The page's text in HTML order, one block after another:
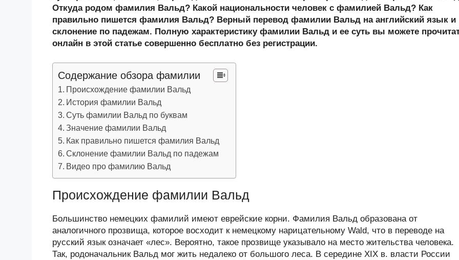
o
kl
a
ss
ni
ki
e
b
o
o
k
er g
er
J
o
ur
n
al
u
e
s
A
p
gr
a
m
а
в
и
Откуда родом фамилия Вальд? Какой национальности человек с фамилией Вальд? Как
правильно пишется фамилия Вальд? Верный перевод фамилии Вальд на английский язык и
склонение по падежам. Полную характеристику фамилии Вальд и ее суть вы можете
онлайн в этой статье совершенно бесплатно без регистрации.
Содержание обзора фамилии
Происхождение фамилии Вальд
История фамилии Вальд
Суть фамилии Вальд по буквам
Значение фамилии Вальд
Как правильно пишется фамилия Вальд
Склонение фамилии Вальд по падежам
Видео про фамилию Вальд
Происхождение фамилии Вальд
Большинство немецких фамилий имеют еврейские корни. Фамилия Вальд образована от
аналогичного прозвища, которое восходит к немецкому нарицательному Wald, что в переводе на
русский язык означает «лес». Вероятно, такое прозвище указывало на место жительства человека.
Так, родоначальник Вальд мог жить недалеко от большого леса. В середине XIX в. власти России